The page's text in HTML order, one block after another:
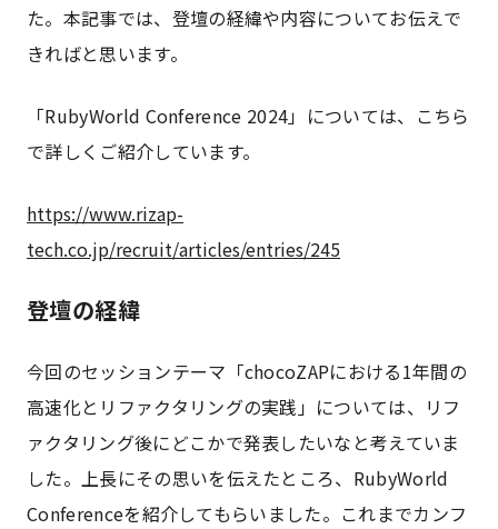
た。本記事では、登壇の経緯や内容についてお伝えで
きればと思います。
「RubyWorld Conference 2024」については、こちら
で詳しくご紹介しています。
https://www.rizap-
tech.co.jp/recruit/articles/entries/245
登壇の経緯
今回のセッションテーマ「chocoZAPにおける1年間の
高速化とリファクタリングの実践」については、リフ
ァクタリング後にどこかで発表したいなと考えていま
した。上長にその思いを伝えたところ、RubyWorld
Conferenceを紹介してもらいました。これまでカンフ